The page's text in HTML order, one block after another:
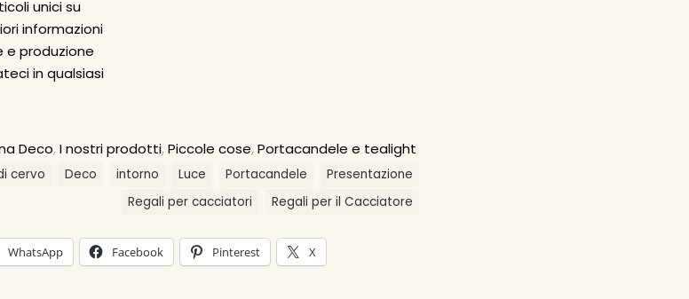
unici su
informazioni
e produzione
in qualsiasi
Deco,I nostri prodotti,Piccole cose,Portacandele e tealight
cervo Deco intorno Luce Portacandele
Presentazione
Regali per cacciatori
Regali per il Cacciatore
WhatsApp Facebook Pinterest X